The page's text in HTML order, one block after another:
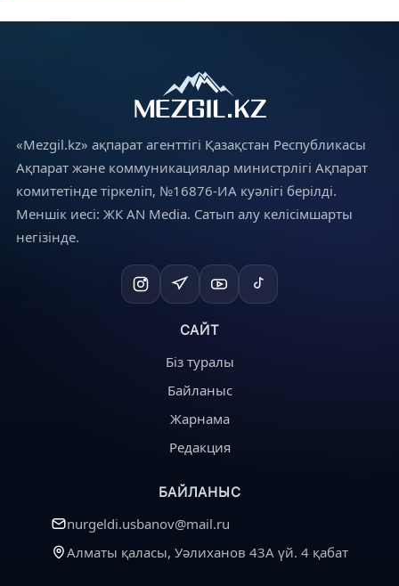
«Mezgil.kz» ақпарат агенттігі Қазақстан Республикасы
Ақпарат және коммуникациялар министрлігі Ақпарат
комитетінде тіркеліп, №16876-ИА куәлігі берілді.
Меншік иесі: ЖК AN Media. Сатып алу келісімшарты
негізінде.
САЙТ
Біз туралы
Байланыс
Жарнама
Редакция
БАЙЛАНЫС
nurgeldi.usbanov@mail.ru
Алматы қаласы, Уәлиханов 43А үй. 4 қабат